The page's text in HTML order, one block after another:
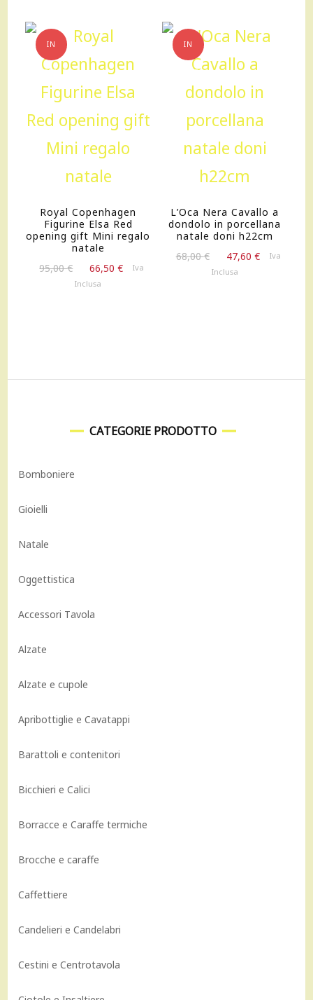
IN
OFFERTA!
Royal Copenhagen
Figurine Elsa Red
opening gift Mini regalo
natale
95,00€
prezzo
66,50€
IlIva
Inclusa
IN
OFFERTA!
L’Oca Nera Cavallo a
dondolo in porcellana
natale doni h22cm
68,00€
prezzo
47,60 €
IlIva
Inclusa
CATEGORIE PRODOTTO
Bomboniere
Gioielli
Natale
Oggettistica
Accessori Tavola
Alzate
Alzate e cupole
Apribottiglie e Cavatappi
Barattoli e contenitori
Bicchieri e Calici
Borracce e Caraffe termiche
Brocche e caraffe
Caffettiere
Candelieri e Candelabri
Cestini e Centrotavola